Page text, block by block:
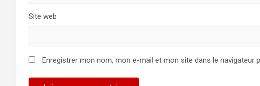
Site web
Enregistrer mon nom, mon e-mail et mon site dans le navigateur